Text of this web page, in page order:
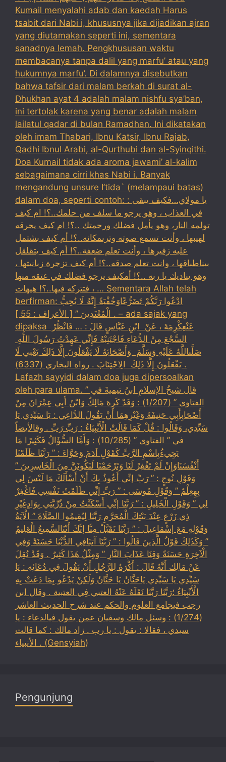
Kumail menyalahi adab dan kaedah Harus
tsabit dari Nabi i, khususnya jika dijadikan ajran
yang diutamakan seperti ini, sementara
sanadnya lemah. Pengkhususan waktu
membacanya tanpa dalil yang marfu’ atau yang
hukumnya marfu’. Di dalamnya disebutkan
bahwa tafsir dari malam berkah di surat al-
Dhukhan ayat 4 adalah malam nishfu sya’ban,
ini tertolak karena yang benar adalah malam
lailatul qadar di bulan Ramadhan. Ini dikatakan
oleh imam Thabari, Ibnu Katsir, Ibnu Rajab,
Qadhi Ibnul Arabi, al-Qurthubi dan al-Syinqithi.
Doa Kumail tidak ada aroma jawami’ al-kalim
sebagaimana cirri khas Nabi i. Banyak
mengandung unsure I’tida` (melampaui batas)
dalam doa, seperti contoh: : يا مولاي…فكيف يبقى
في العذاب ، وهو يرجو ما سلف من حلمك..؟! ام كيف
تولمه النار، وهو يأمل فضلك ورحمتك ..؟! ام كيف يحرقه
لهيبها ، وأنت تسمع صوته وترىمكانه..؟! أم كيف بشتمل
عليه زفيرها ، وأنت تعلم ضعفة..؟! أم كيف يتقلقل
بيناطباقها ، وانت تعلم صدقه..؟! أم كيف تزجرة زبانيتها ،
وهو يناديك يا ربه ..؟! أمكيف يرجو فضلك في عتقه منها
، فتتركه فيها..؟! هيهات … Sementara Allah telah
berfirman: ادْعُوا رَبَّكُمْ تَضَرُّعًاوَخُفْيَةً إِنَّهُ لَا يُحِبُّ
الْمُعْتَدِينَ ” [ الأعراف : 55 ] . – ada sajak yang
dipaksa ‏عَنْ‏‏عِكْرِمَةَ ‏، ‏عَنْ ‏ ‏ابْنِ عَبَّاسٍ ‏‏قَالَ : … فَانْظُرْ ‏‏
السَّجْعَ ‏‏مِنْ الدُّعَاءِ فَاجْتَنِبْهُ فَإِنِّي عَهِدْتُ رَسُولَ اللَّهِ ‏
‏صَلَّىاللَّهُ عَلَيْهِ وَسَلَّمَ ‏ ‏وَأَصْحَابَهُ لَا يَفْعَلُونَ إِلَّا ذَلِكَ ‏‏يَعْنِي لَا
يَفْعَلُونَ إِلَّا ذَلِكَ ‏ ‏الِاجْتِنَابَ . رواه البخاري (6337) .
Lafazh sayyidi dalam doa juga dipersoalkan
oleh para ulama. قال شيخُ الإسلامِ ابنُ تيميةَ في ”
الفتاوى ” (1/207) : وَقَدْ كَرِهَ مَالِكٌ وَابْنُ أَبِي عِمْرَانَ مِنْ
أَصْحَابِأَبِي حَنِيفَةَ وَغَيْرِهِمَا أَنْ يَقُولَ الدَّاعِي : يَا سَيِّدِي يَا
سَيِّدِي، وَقَالُوا : قُلْ كَمَا قَالَتْ الْأَنْبِيَاءُ : رَبِّ رَبِّ . وقالأيضاً
في ” الفتاوى ” (10/285) : وَأَمَّا السُّؤَالُ فَكَثِيرًا مَا
يَجِيءُبِاسْمِ الرَّبِّ كَقَوْلِ آدَمَ وَحَوَّاءَ : ” رَبَّنَا ظَلَمْنَا
أَنْفُسَنَاوَإِنْ لَمْ تَغْفِرْ لَنَا وَتَرْحَمْنَا لَنَكُونَنَّ مِنَ الْخَاسِرِينَ ”
وَقَوْلِ نُوحٍ : ” رَبِّ إنِّي أَعُوذُ بِكَ أَنْ أَسْأَلَكَ مَا لَيْسَ لِي
بِهِعِلْمٌ ” وَقَوْلِ مُوسَى : ” رَبِّ إنِّي ظَلَمْتُ نَفْسِي فَاغْفِرْ
لِي ” وَقَوْلِ الْخَلِيلِ : ” رَبَّنَا إنِّي أَسْكَنْتُ مِنْ ذُرِّيَّتِي بِوَادٍغَيْرِ
ذِي زَرْعٍ عِنْدَ بَيْتِكَ الْمُحَرَّمِ رَبَّنَا لِيُقِيمُوا الصَّلَاةَ ” الْآيَةُ
وَقَوْلِهِ مَعَ إسْمَاعِيلَ : ” رَبَّنَا تَقَبَّلْ مِنَّا إنَّكَ أَنْتَالسَّمِيعُ الْعَلِيمُ
” وَكَذَلِكَ قَوْلُ الَّذِينَ قَالُوا : ” رَبَّنَا آتِنَافِي الدُّنْيَا حَسَنَةً وَفِي
الْآخِرَةِ حَسَنَةً وَقِنَا عَذَابَ النَّارِ ” وَمِثْلُ هَذَا كَثِيرٌ . وَقَدْ نُقِلَ
عَنْ مَالِك أَنَّهُ قَالَ : أَكْرَهُ لِلرَّجُلِ أَنْ يَقُولَ فِي دُعَائِهِ : يَا
سَيِّدِي يَا سَيِّدِي يَاحَنَّانُ يَا حَنَّانُ وَلَكِنْ يَدْعُو بِمَا دَعَتْ بِهِ
الْأَنْبِيَاءُ ؛رَبَّنَا رَبَّنَا نَقَلَهُ عَنْهُ العتبي فِي العتبية . وقال ابن
رجب فيجامع العلوم والحكم عند شرح الحديث العاشر
(1/274) : وسئل مالك وسفيان عمن يقول فيالدعاء : يا
سيدي ، فقالا : يقول : يا رب . زاد مالك : كما قالت
الأنبياء . (Gensyiah)
Pengunjung